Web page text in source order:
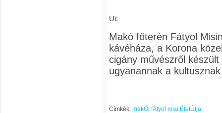
Ui:
Makó főterén Fátyol
kávéháza, a Korona
cigány művészről
ugyanannak a
Címkék: makÓi fÁtyol misi ÉletÚtja